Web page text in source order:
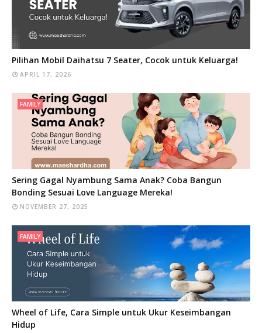
Pilihan Mobil Daihatsu 7 Seater, Cocok untuk Keluarga!
APRIL 17, 2026
FAMILY
Sering Gagal Nyambung Sama Anak? Coba Bangun
Bonding Sesuai Love Language Mereka!
NOVEMBER 27, 2025
FAMILY
Wheel of Life, Cara Simple untuk Ukur Keseimbangan
Hidup